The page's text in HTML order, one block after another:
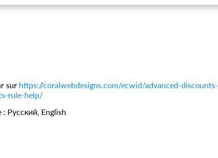
sur https://coralwebdesigns.com/ecwid/advanced-discounts-
rule-help/
: Русский, English